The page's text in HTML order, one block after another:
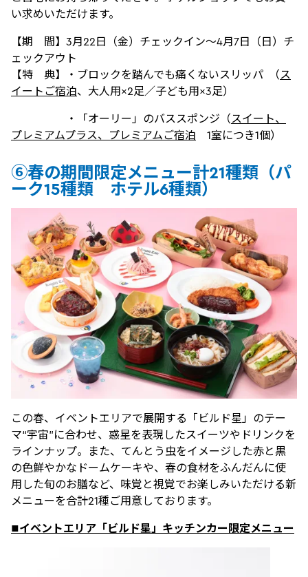
い求めいただけます。
【期 間】3月22日（金）チェックイン～4月7日（日）チ
ェックアウト
【特 典】・ブロックを踏んでも痛くないスリッパ （ス
イートご宿泊、大人用×2足／子ども用×3足）
・「オーリー」のバススポンジ（スイート、
プレミアムプラス、プレミアムご宿泊 1室につき1個）
⑥春の期間限定メニュー計21種類（パ
ーク15種類 ホテル6種類）
この春、イベントエリアで展開する「ビルド星」のテー
マ“宇宙”に合わせ、惑星を表現したスイーツやドリンクを
ラインナップ。また、てんとう虫をイメージした赤と黒
の色鮮やかなドームケーキや、春の食材をふんだんに使
用した旬のお膳など、味覚と視覚でお楽しみいただける新
メニューを合計21種ご用意しております。
■イベントエリア「ビルド星」キッチンカー限定メニュー